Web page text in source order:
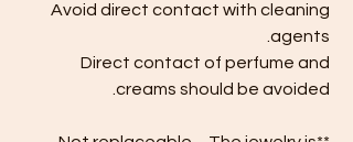
Avoid direct contact with cleaning
agents.
Direct contact of perfume and
creams should be avoided.